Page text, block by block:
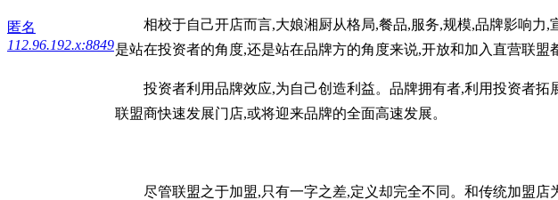
匿名
112.96.192.x:8849
相校于自己开店而言,大娘湘厨从格局,餐品,服务,规模,品牌影响力,
是站在投资者的角度,还是站在品牌方的角度来说,开放和加入直营联盟
投资者利用品牌效应,为自己创造利益。品牌拥有者,利用投资者拓
联盟商快速发展门店,或将迎来品牌的全面高速发展。
尽管联盟之于加盟,只有一字之差,定义却完全不同。和传统加盟店